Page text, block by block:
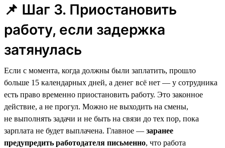
📌 Шаг 3. Приостановить
работу, если задержка
затянулась
Если с момента, когда должны были заплатить, прошло
больше 15 календарных дней, а денег всё нет — у сотрудника
есть право временно приостановить работу. Это законное
действие, а не прогул. Можно не выходить на смены,
не выполнять задачи и не быть на связи до тех пор, пока
зарплата не будет выплачена. Главное — заранее
предупредить работодателя письменно, что работа